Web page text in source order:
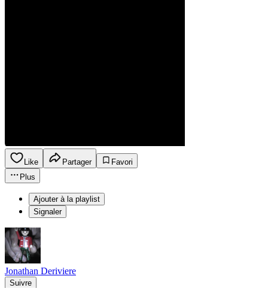
Like Partager
Favori
Plus
Ajouter à la playlist
Signaler
Jonathan Deriviere
Suivre